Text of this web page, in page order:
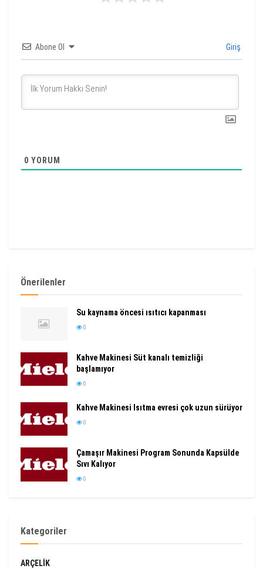
Abone Ol Giriş
0 YORUM
Önerilenler
Su kaynama öncesi ısıtıcı kapanması
0
Kahve Makinesi Süt kanalı temizliği
başlamıyor
0
Kahve Makinesi Isıtma evresi çok uzun sürüyor
0
Çamaşır Makinesi Program Sonunda Kapsülde
Sıvı Kalıyor
0
Kategoriler
ARÇELIK